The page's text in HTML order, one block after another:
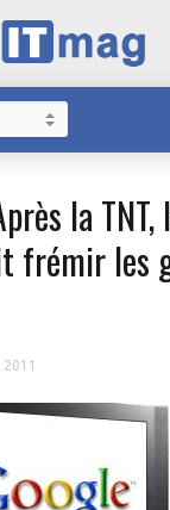
la
frémir les